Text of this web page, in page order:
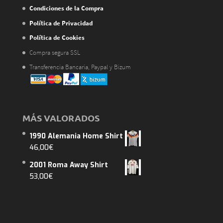
Condiciones de la Compra
Política de Privacidad
Política de Cookies
Compra segura SSL
Transferencia Bancaria, Paypal y Bizum
MÁS VALORADOS
1990 Alemania Home Shirt
46,00€
2001 Roma Away Shirt
53,00€